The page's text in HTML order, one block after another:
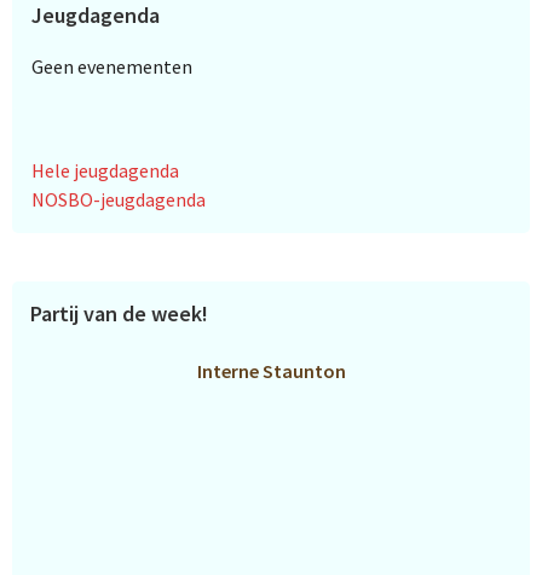
Jeugdagenda
Geen evenementen
Hele jeugdagenda
NOSBO-jeugdagenda
Partij van de week!
Interne Staunton